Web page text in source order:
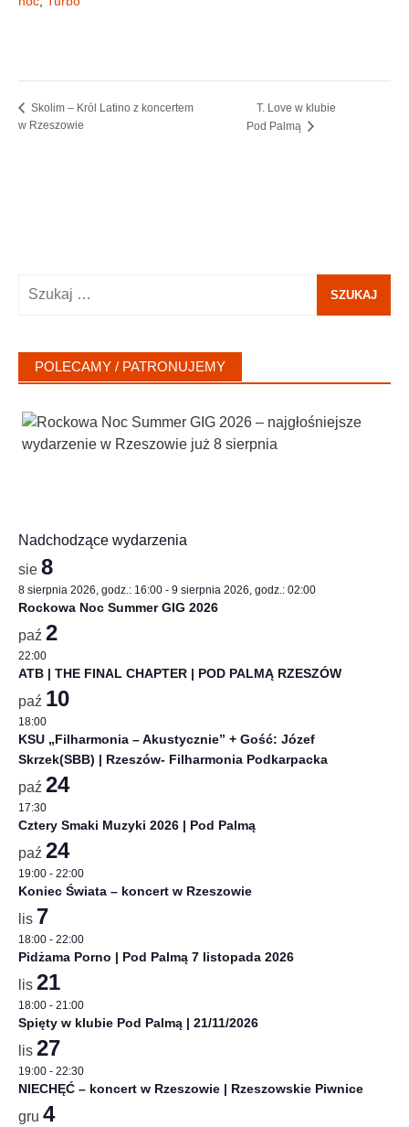
Skolim – Król Latino z koncertem
w Rzeszowie
T. Love w klubie
Pod Palmą
POLECAMY / PATRONUJEMY
Nadchodzące wydarzenia
sie 8
8 sierpnia 2026, godz.: 16:00 - 9 sierpnia 2026, godz.: 02:00
Rockowa Noc Summer GIG 2026
paź 2
22:00
ATB | THE FINAL CHAPTER | POD PALMĄ RZESZÓW
paź 10
18:00
KSU „Filharmonia – Akustycznie” + Gość: Józef
Skrzek(SBB) | Rzeszów- Filharmonia Podkarpacka
paź 24
17:30
Cztery Smaki Muzyki 2026 | Pod Palmą
paź 24
19:00 - 22:00
Koniec Świata – koncert w Rzeszowie
lis 7
18:00 - 22:00
Pidżama Porno | Pod Palmą 7 listopada 2026
lis 21
18:00 - 21:00
Spięty w klubie Pod Palmą | 21/11/2026
lis 27
19:00 - 22:30
NIECHĘĆ – koncert w Rzeszowie | Rzeszowskie Piwnice
gru 4